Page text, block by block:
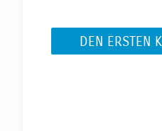
DEN ERSTEN